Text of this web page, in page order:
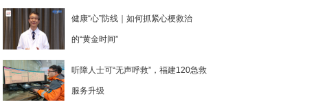
健康“心”防线｜如何抓紧心梗救治
的“黄金时间”
听障人士可“无声呼救”，福建120急救
服务升级